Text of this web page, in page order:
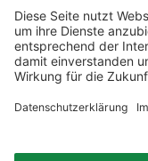
1.000 Winzer –
Über 7.000 Weine